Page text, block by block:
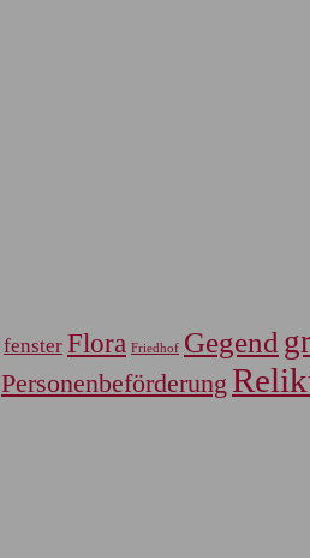
fenster Flora Friedhof Gegend
Personenbeförderung